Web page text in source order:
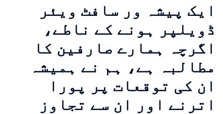
ایک پیشہ ور سافٹ ویئر
ڈویلپر ہونے کے ناطے،
اگرچہ ہمارے صارفین کا
مطالبہ ہے، ہم نے ہمیشہ
ان کی توقعات پر پورا
اترنے اور ان سے تجاوز